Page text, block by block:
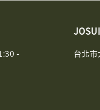
-
台北